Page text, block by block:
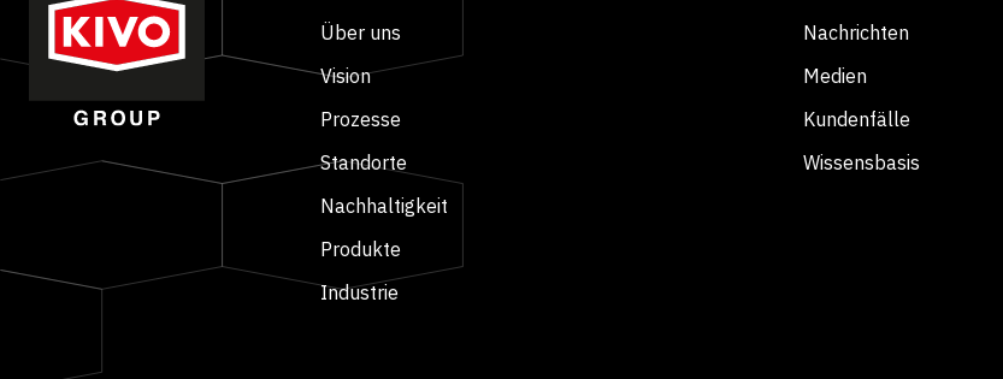
Über uns
Vision
Prozesse
Standorte
Nachhaltigkeit
Produkte
Industrie
Nachrichten
Medien
Kundenfälle
Wissensbasis